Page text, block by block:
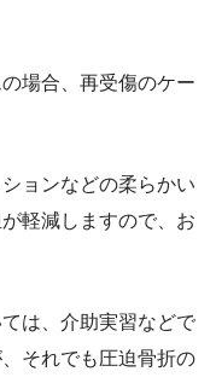
場合、再受傷のケー
ョンなどの柔らかい
軽減しますので、お
は、介助実習などで
それでも圧迫骨折の